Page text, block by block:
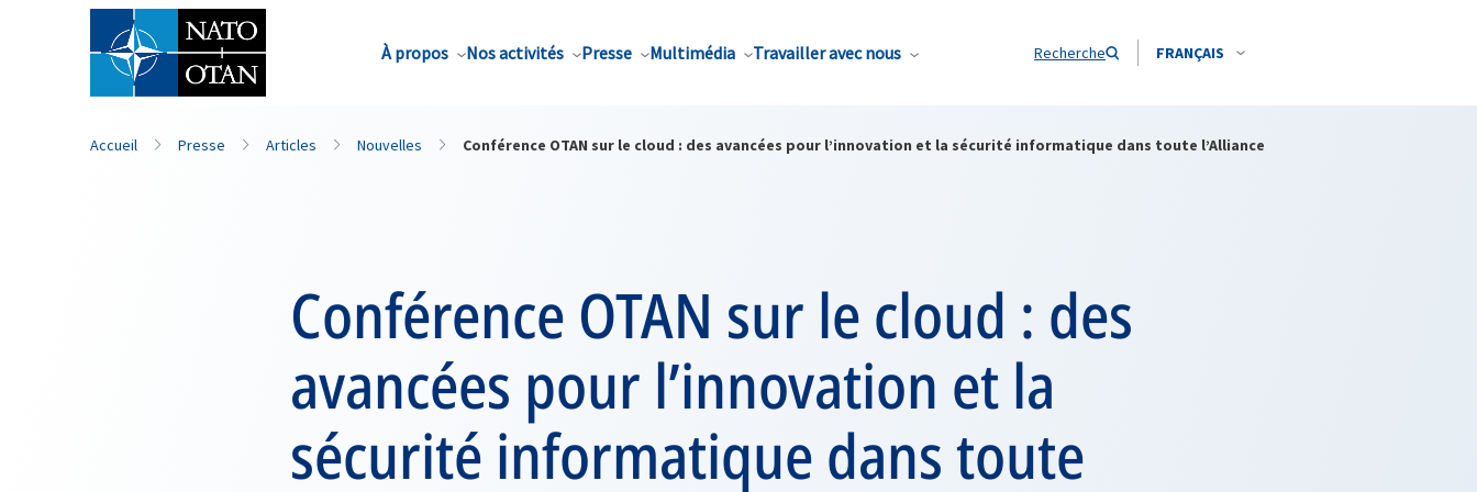
À propos Nos activités Presse Multimédia Travailler avec nous Recherche FRANÇAIS
Nom de famille*
Accueil Presse Articles Nouvelles Conférence OTAN sur le cloud : des avancées pour l’innovation et la sécurité informatique dans toute l’Alliance
Conférence OTAN sur le cloud : des
avancées pour l’innovation et la
sécurité informatique dans toute